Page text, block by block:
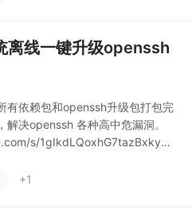
离线一键升级openssh
有依赖包和openssh升级包打包完
决openssh 各种高中危漏洞。
s/1gIkdLQoxhG7tazBxkyS4
线一键升级openssh至10.0p2版
+1